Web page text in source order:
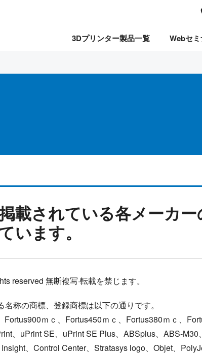
3Dプリンター製品一覧 Webセ
載されている各メーカ
います。
reserved 無断複写·転載を禁じます。
称の商標、登録商標は以下の通りです。
ｍｃ、Fortus450ｍｃ、Fortus380ｍｃ、
、uPrint SE、uPrint SE Plus、ABSplus、ABS-
、Control Center、Stratasys logo、Objet、